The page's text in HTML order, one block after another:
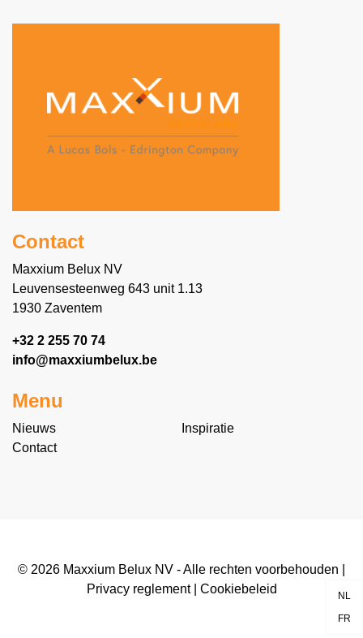
Contact
Maxxium Belux NV
Leuvensesteenweg 643 unit 1.13
1930 Zaventem
+32 2 255 70 74
info@maxxiumbelux.be
Menu
Nieuws
Inspiratie
Contact
© 2026 Maxxium Belux NV - Alle rechten voorbehouden |
Privacy reglement| Cookiebeleid
NL
FR